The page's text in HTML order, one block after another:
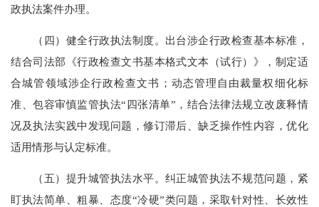
政执法案件办理。
（四）健全行政执法制度。出台涉企行政检查基本标准，
结合司法部《行政检查文书基本格式文本（试行）》，制定适
合城管领域涉企行政检查文书；动态管理自由裁量权细化标
准、包容审慎监管执法“四张清单”，结合法律法规立改废释情
况及执法实践中发现问题，修订滞后、缺乏操作性内容，优化
适用情形与认定标准。
（五）提升城管执法水平。纠正城管执法不规范问题，紧
盯执法简单、粗暴、态度“冷硬”类问题，采取针对性、长效性